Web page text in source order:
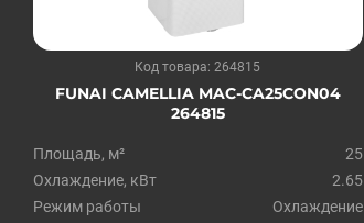
Код товара: 264815
FUNAI CAMELLIA MAC-CA25CON04
264815
Площадь, м²
25
Охлаждение, кВт
2.65
Режим работы
Охлаждение